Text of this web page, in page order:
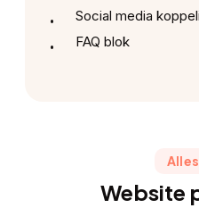
Social media
FAQ blok
Website